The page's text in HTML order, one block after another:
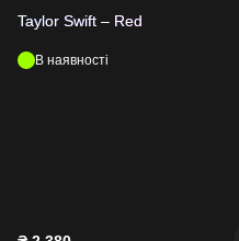
Taylor Swift – Red
В наявності